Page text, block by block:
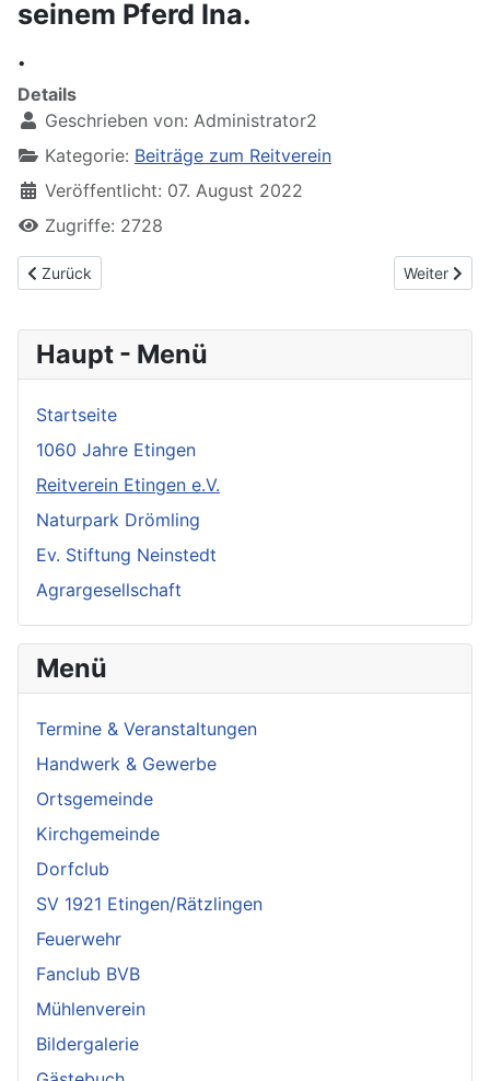
Haupt - Menü
Startseite
1060 Jahre Etingen
Reitverein Etingen e.V.
Naturpark Drömling
Ev. Stiftung Neinstedt
Agrargesellschaft
Menü
Termine & Veranstaltungen
Handwerk & Gewerbe
Ortsgemeinde
Kirchgemeinde
Dorfclub
SV 1921 Etingen/Rätzlingen
Feuerwehr
Fanclub BVB
Mühlenverein
Bildergalerie
seinem Pferd Ina.
.
Details
Geschrieben von: Administrator2
Kategorie: Beiträge zum Reitverein
Veröffentlicht: 07. August 2022
Zugriffe: 2728
Vorheriger Beitrag: Reitturnier
Zurück Nächster
Weiter